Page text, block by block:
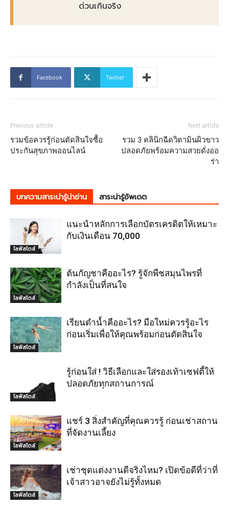
ด่วนเกินจริง
Facebook Twitter
Previous article
รวมข้อควรรู้ก่อนตัดสินใจซื้อ
ประกันสุขภาพออนไลน์
Next article
รวม 3 คลินิกฉีดวิตามินผิวขาว
ปลอดภัยพร้อมความสวยดั่งออ
ร่า
บทความสาระน่ารู้น่าอ่าน สาระน่ารู้อัพเดต
ไลฟ์สไตล์
แนะนำหลักการเลือกบัตรเครดิตให้เหมาะ
กับเงินเดือน 70,000
ไลฟ์สไตล์
ต้นกัญชาคืออะไร? รู้จักพืชสมุนไพรที่
กำลังเป็นที่สนใจ
ไลฟ์สไตล์
เรียนดำน้ำคืออะไร? มือใหม่ควรรู้อะไร
ก่อนเริ่มเพื่อให้คุณพร้อมก่อนตัดสินใจ
ไลฟ์สไตล์
รู้ก่อนใส่ ! วิธีเลือกและใส่รองเท้าเซฟตี้ให้
ปลอดภัยทุกสถานการณ์
ไลฟ์สไตล์
แชร์ 3 สิ่งสำคัญที่คุณควรรู้ ก่อนเช่าสถาน
ที่จัดงานเลี้ยง
ไลฟ์สไตล์
เช่าชุดแต่งงานดีจริงไหม? เปิดข้อดีที่ว่าที่
เจ้าสาวอาจยังไม่รู้ทั้งหมด